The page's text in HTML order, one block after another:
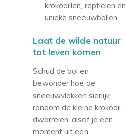
krokodillen, reptielen en
unieke sneeuwbollen.
Laat de wilde natuur
tot leven komen
Schud de bol en
bewonder hoe de
sneeuwvlokken sierlijk
rondom de kleine krokodil
dwarrelen, alsof je een
moment uit een